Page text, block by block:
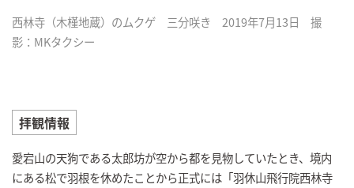
西林寺（木槿地蔵）のムクゲ 三分咲き 2019年7月13日 撮
影：MKタクシー
拝観情報
愛宕山の天狗である太郎坊が空から都を見物していたとき、境内
にある松で羽根を休めたことから正式には「羽休山飛行院西林寺